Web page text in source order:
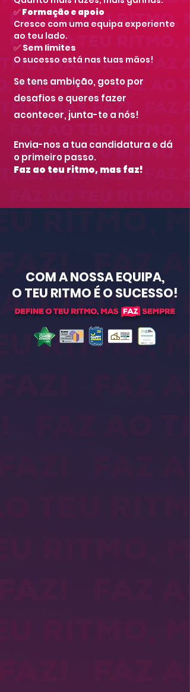
✅Formação e apoio
Cresce com uma equipa experiente
ao teu lado.
✅ Sem limites
O sucesso está nas tuas mãos!
Se tens ambição, gosto por
desafios e queres fazer
acontecer, junta-te a nós!
Envia-nos a tua candidatura e dá
o primeiro passo.
Faz ao teu ritmo, mas faz!
COM A NOSSA EQUIPA,
O TEU RITMO É O SUCESSO!